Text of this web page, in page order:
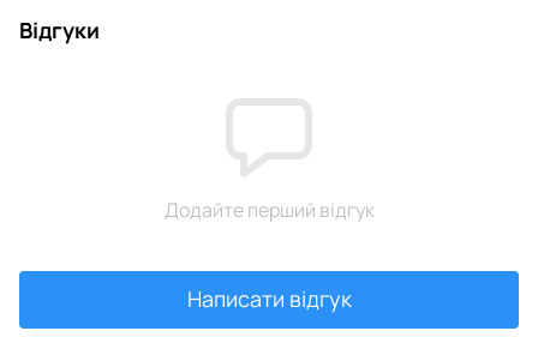
Відгуки
Додайте перший відгук
Написати відгук